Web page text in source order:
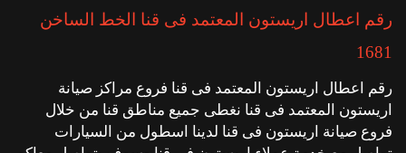
رقم اعطال اريستون المعتمد فى قنا الخط الساخن
1681
رقم اعطال اريستون المعتمد فى قنا فروع مراكز صيانة
اريستون المعتمد فى قنا نغطى جميع مناطق قنا من خلال
فروع صيانة اريستون فى قنا لدينا اسطول من السيارات